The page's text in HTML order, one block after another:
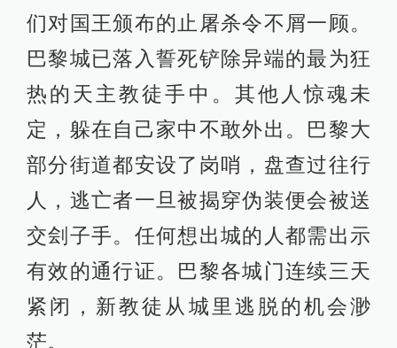
们对国王颁布的止屠杀令不屑一顾。
巴黎城已落入誓死铲除异端的最为狂
热的天主教徒手中。其他人惊魂未
定，躲在自己家中不敢外出。巴黎大
部分街道都安设了岗哨，盘查过往行
人，逃亡者一旦被揭穿伪装便会被送
交刽子手。任何想出城的人都需出示
有效的通行证。巴黎各城门连续三天
紧闭，新教徒从城里逃脱的机会渺
茫。